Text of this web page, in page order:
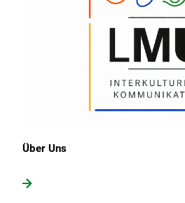
Über Uns